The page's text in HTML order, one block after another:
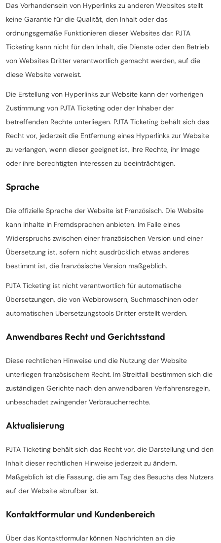
Das Vorhandensein von Hyperlinks zu anderen Websites stellt
keine Garantie für die Qualität, den Inhalt oder das
ordnungsgemäße Funktionieren dieser Websites dar. PJTA
Ticketing kann nicht für den Inhalt, die Dienste oder den Betrieb
von Websites Dritter verantwortlich gemacht werden, auf die
diese Website verweist.
Die Erstellung von Hyperlinks zur Website kann der vorherigen
Zustimmung von PJTA Ticketing oder der Inhaber der
betreffenden Rechte unterliegen. PJTA Ticketing behält sich das
Recht vor, jederzeit die Entfernung eines Hyperlinks zur Website
zu verlangen, wenn dieser geeignet ist, ihre Rechte, ihr Image
oder ihre berechtigten Interessen zu beeinträchtigen.
Sprache
Die offizielle Sprache der Website ist Französisch. Die Website
kann Inhalte in Fremdsprachen anbieten. Im Falle eines
Widerspruchs zwischen einer französischen Version und einer
Übersetzung ist, sofern nicht ausdrücklich etwas anderes
bestimmt ist, die französische Version maßgeblich.
PJTA Ticketing ist nicht verantwortlich für automatische
Übersetzungen, die von Webbrowsern, Suchmaschinen oder
automatischen Übersetzungstools Dritter erstellt werden.
Anwendbares Recht und Gerichtsstand
Diese rechtlichen Hinweise und die Nutzung der Website
unterliegen französischem Recht. Im Streitfall bestimmen sich die
zuständigen Gerichte nach den anwendbaren Verfahrensregeln,
unbeschadet zwingender Verbraucherrechte.
Aktualisierung
PJTA Ticketing behält sich das Recht vor, die Darstellung und den
Inhalt dieser rechtlichen Hinweise jederzeit zu ändern.
Maßgeblich ist die Fassung, die am Tag des Besuchs des Nutzers
auf der Website abrufbar ist.
Kontaktformular und Kundenbereich
Über das Kontaktformular können Nachrichten an die